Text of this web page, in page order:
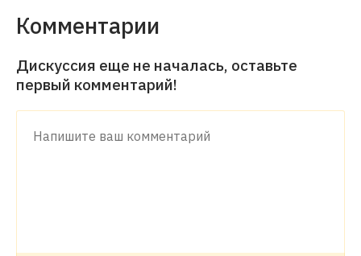
Комментарии
Дискуссия еще не началась, оставьте
первый комментарий!